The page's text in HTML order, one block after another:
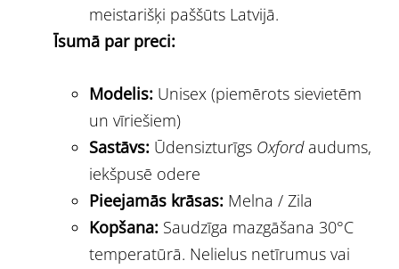
meistarišķi paššūts Latvijā.
Īsumā par preci:
Modelis: Unisex (piemērots sievietēm
un vīriešiem)
Sastāvs: Ūdensizturīgs Oxfordaudums,
iekšpusē odere
Pieejamās krāsas: Melna / Zila
Kopšana: Saudzīga mazgāšana 30°C
temperatūrā. Nelielus netīrumus vai